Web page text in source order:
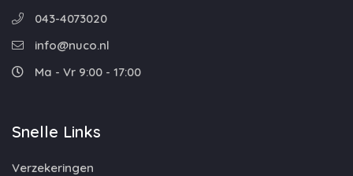
043-4073020
info@nuco.nl
Ma - Vr 9:00 - 17:00
Snelle Links
Verzekeringen